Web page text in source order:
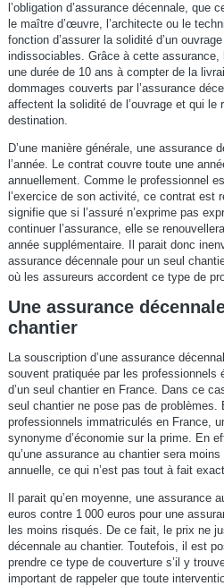
l’obligation d’assurance décennale, que
le maître d’œuvre, l’architecte ou le
fonction d’assurer la solidité d’un
indissociables. Grâce à cette
une durée de 10 ans à compter de la
dommages couverts par l’assurance
affectent la solidité de l’ouvrage et qui le
destination.
D’une manière générale, une assurance
l’année. Le contrat couvre toute une
annuellement. Comme le professionnel
l’exercice de son activité, ce contrat est
signifie que si l’assuré n’exprime pas
continuer l’assurance, elle se
année supplémentaire. Il parait donc
assurance décennale pour un seul
où les assureurs accordent ce type de
Une assurance
chantier
La souscription d’une assurance
souvent pratiquée par les professionnels
d’un seul chantier en France. Dans ce
seul chantier ne pose pas de problèmes.
professionnels immatriculés en France,
synonyme d’économie sur la prime. En
qu’une assurance au chantier sera
annuelle, ce qui n’est pas tout à fait exact.
Il parait qu’en moyenne, une assurance
euros contre 1 000 euros pour une
les moins risqués. De ce fait, le prix ne
décennale au chantier. Toutefois, il est
prendre ce type de couverture s’il y
important de rappeler que toute